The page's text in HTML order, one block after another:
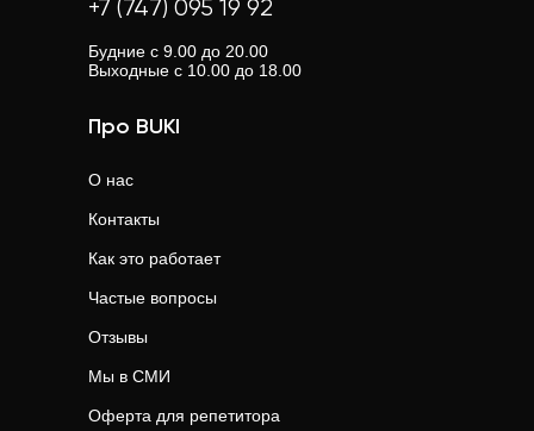
+7 (747) 095 19 92
Будние с 9.00 до 20.00
Выходные с 10.00 до 18.00
Про BUKI
О нас
Контакты
Как это работает
Частые вопросы
Отзывы
Мы в СМИ
Оферта для репетитора